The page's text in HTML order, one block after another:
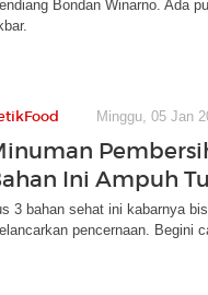
Bondan Winarno. Ada
Minggu, 05 Jan
Ini Ampuh
3 bahan sehat ini kabarnya
pencernaan. Begini